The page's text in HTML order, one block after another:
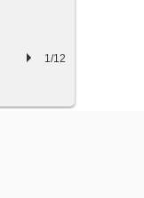
1/12